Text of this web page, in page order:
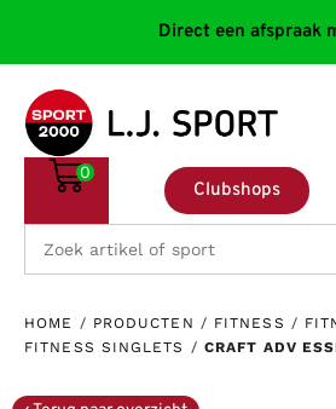
Direct een afspraak
Clubshops
0
HOME / PRODUCTEN / FITNESS /
FITNESS SINGLETS / CRAFT ADV